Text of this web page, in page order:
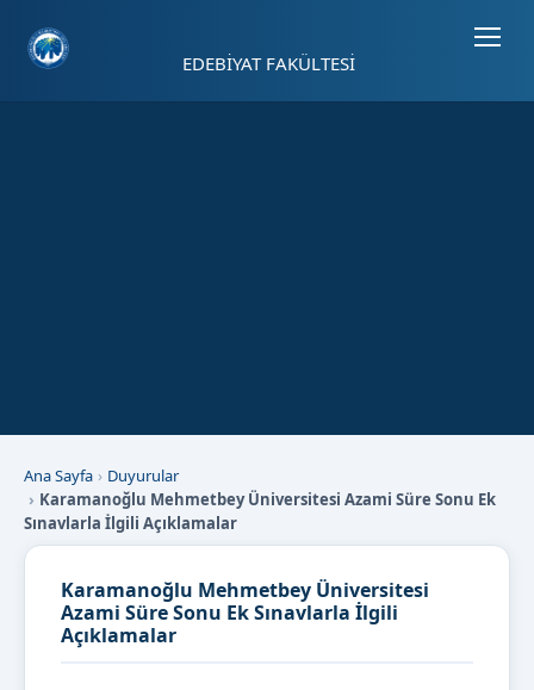
EDEBİYAT FAKÜLTESİ
Ana Sayfa
Duyurular
Karamanoğlu Mehmetbey Üniversitesi Azami Süre Sonu Ek
Sınavlarla İlgili Açıklamalar
Karamanoğlu Mehmetbey Üniversitesi
Azami Süre Sonu Ek Sınavlarla İlgili
Açıklamalar